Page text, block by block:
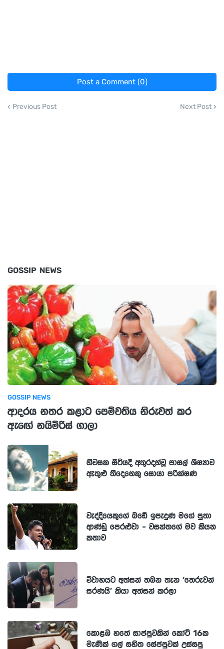
Post a Comment (0)
Previous Post Next Post
GOSSIP NEWS
GOSSIP NEWS
ආදරය නතර කළාට පෙම්වතිය නිරුවත් කර
ඇඟේ නයිමිරිස් ගාලා
නිවසක සිටියදී අතුරදන්වූ පාසල් ශිෂ්‍යාව
ඇතුළු තිදෙනෙකු සොයා පරික්ෂණ
වැද්දියෙකුගේ බඩේ ඉපැදුණ මගේ පුතා
ආණ්ඩු පෙරළුවා - වසන්තගේ මව කියන
කතාව
විවාහයට අත්සන් තබන තැන ‘තෙරුවන්
සරණයි’ කියා අත්සන් කරලා
කොළඹ හතේ සාප්පුවකින් කෝටි 16ක
මැණික් ගල් සහිත සේප්පුවක් උස්සපු